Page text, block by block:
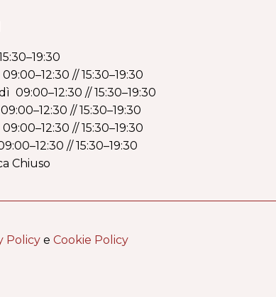
// 15:30–19:30
09:00–12:30 // 15:30–19:30
// 15:30–19:30
// 15:30–19:30
// 15:30–19:30
Chiuso
Policy e Cookie Policy